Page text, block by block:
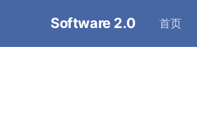
Software 2.0 首页